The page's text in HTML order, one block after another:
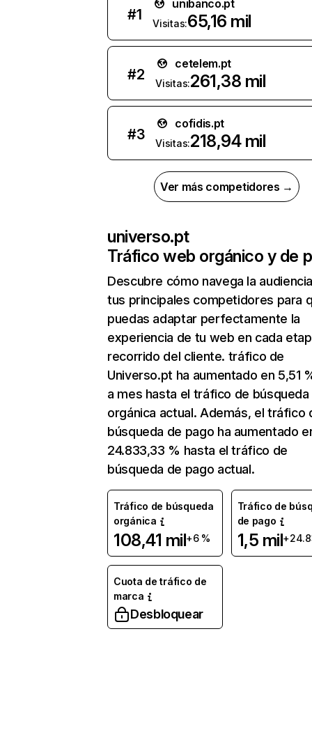
#1
unibanco.pt
Visitas:65,16 mil
#2
cetelem.pt
Visitas:261,38 mil
#3
cofidis.pt
Visitas:218,94 mil
Ver más competidores →
universo.pt
Tráfico web orgánico y de
Descubre cómo navega la
tus principales competidores para
puedas adaptar perfectamente la
experiencia de tu web en cada
recorrido del cliente. tráfico de
Universo.pt ha aumentado en 5,51
a mes hasta el tráfico de búsqueda
orgánica actual. Además, el tráfico
búsqueda de pago ha aumentado
24.833,33 % hasta el tráfico de
búsqueda de pago actual.
Tráfico de búsqueda
orgánica
108,41 mil+6 %
Tráfico de
de pago
1,5 mil
Cuota de tráfico de
marca
Desbloquear